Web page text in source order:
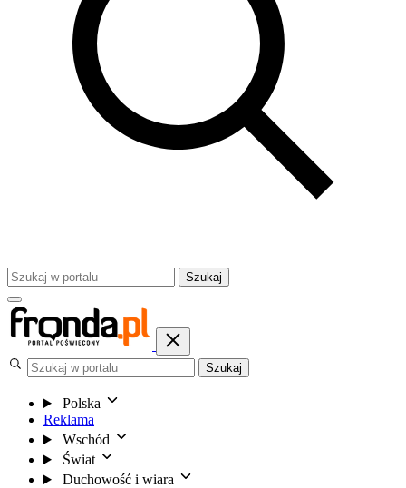
Szukaj
Szukaj
Polska
Reklama
Wschód
Świat
Duchowość i wiara